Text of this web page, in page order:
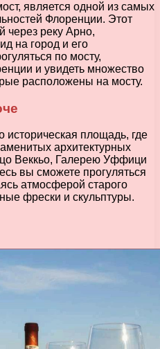
является одной из самых
Флоренции. Этот
через реку Арно,
на город и его
по мосту,
и увидеть множество
расположены на мосту.
площадь, где
архитектурных
Веккьо, Галерею Уффици
вы сможете прогуляться
атмосферой старого
фрески и скульптуры.